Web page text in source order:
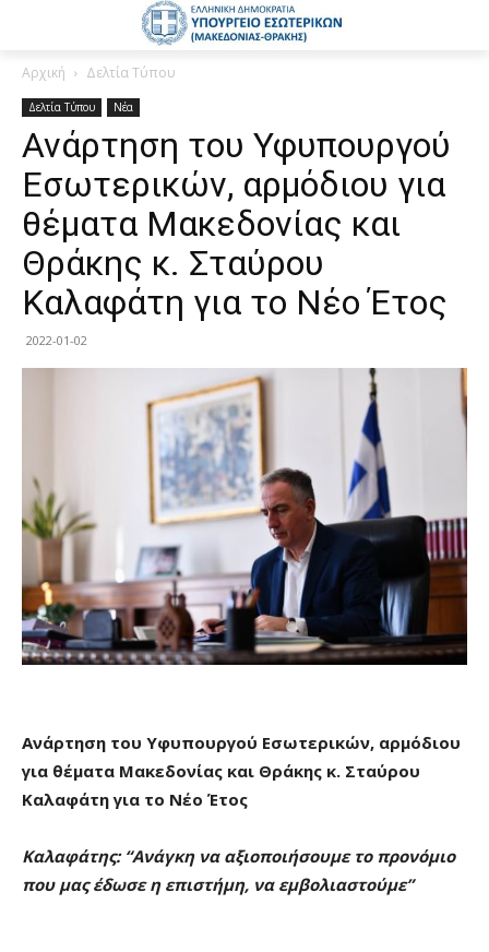
Αρχική Δελτία Τύπου
Δελτία Τύπου Νέα
Ανάρτηση του Υφυπουργού
Εσωτερικών, αρμόδιου για
θέματα Μακεδονίας και
Θράκης κ. Σταύρου
Καλαφάτη για το Νέο Έτος
2022-01-02
Ανάρτηση του Υφυπουργού Εσωτερικών, αρμόδιου
για θέματα Μακεδονίας και Θράκης κ. Σταύρου
Καλαφάτη για το Νέο Έτος
Καλαφάτης: “Ανάγκη να αξιοποιήσουμε το προνόμιο
που μας έδωσε η επιστήμη, να εμβολιαστούμε”